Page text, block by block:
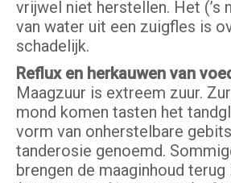
vrijwel niet herstellen. Het (’s
van water uit een zuigfles is
schadelijk.
Reflux en herkauwen van
Maagzuur is extreem zuur.
mond komen tasten het
vorm van onherstelbare
tanderosie genoemd.
brengen de maaginhoud terug